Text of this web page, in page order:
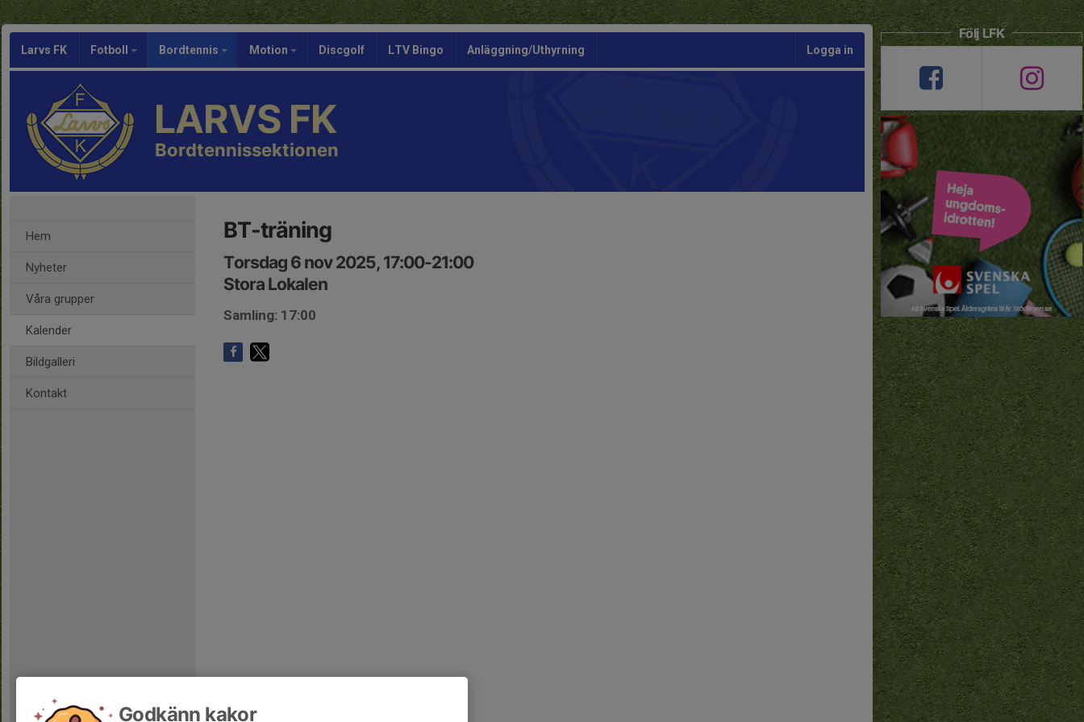
Larvs FK Fotboll Bordtennis Motion Discgolf LTV Bingo Anläggning/Uthyrning Logga in
LARVS FK
Bordtennissektionen
Hem
Nyheter
Våra grupper
Kalender
Bildgalleri
Kontakt
BT-träning
Torsdag 6 nov 2025, 17:00-21:00
Stora Lokalen
Samling: 17:00
Följ LFK
Godkänn kakor